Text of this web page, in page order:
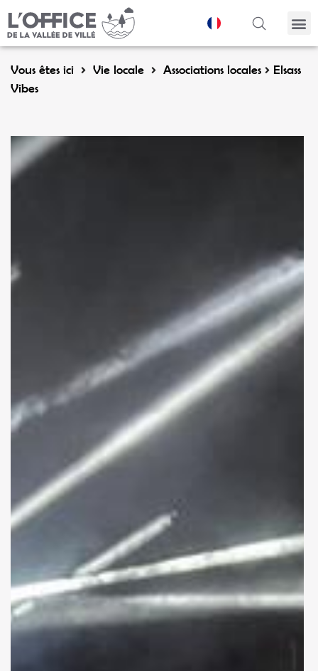
Vous êtes ici Vie locale Associations locales
Elsass
Vibes
Panneau de gestion des cookies